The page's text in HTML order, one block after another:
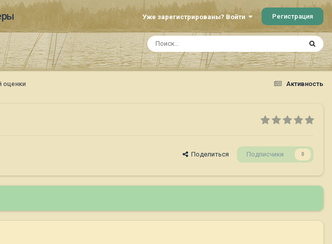
Уже зарегистрированы? Войти Регистрация
Активность
оценки
Поделиться Подписчики 0